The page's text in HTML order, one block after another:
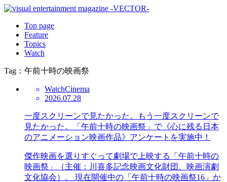
Top page
Feature
Topics
Watch
Tag：午前十時の映画祭
WatchCinema
2026.07.28
一度スクリーンで見たかった。もう一度スクリーンで
見たかった。「午前十時の映画祭」で《心に残る日本
のアニメーション映画作品》アンケートを実施中！
傑作映画を選りすぐって劇場で上映する「午前十時の
映画祭」（主催：川喜多記念映画文化財団、映画演劇
文化協会）。 現在開催中の「午前十時の映画祭16」か